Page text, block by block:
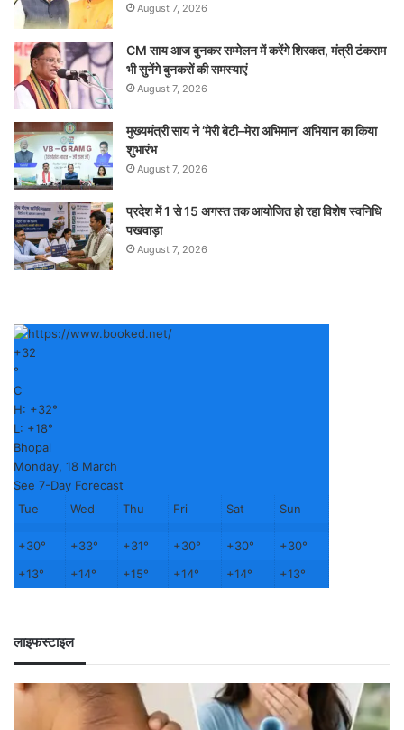
August 7, 2026
CM साय आज बुनकर सम्मेलन में करेंगे शिरकत, मंत्री टंकराम
भी सुनेंगे बुनकरों की समस्याएं
August 7, 2026
मुख्यमंत्री साय ने ‘मेरी बेटी–मेरा अभिमान’ अभियान का किया
शुभारंभ
August 7, 2026
प्रदेश में 1 से 15 अगस्त तक आयोजित हो रहा विशेष स्वनिधि
पखवाड़ा
August 7, 2026
+32
°
C
H: +32°
L: +18°
Bhopal
Monday, 18 March
See 7-Day Forecast
Tue
Wed Thu Fri Sat Sun
+30° +33° +31° +30° +30° +30°
+13° +14° +15° +14° +14° +13°
लाइफस्टाइल